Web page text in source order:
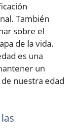
También
sobre el
de la vida.
es una
un
nuestra edad